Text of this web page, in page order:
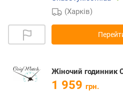
(Харків)
Жіночий годинник
1 959 грн.